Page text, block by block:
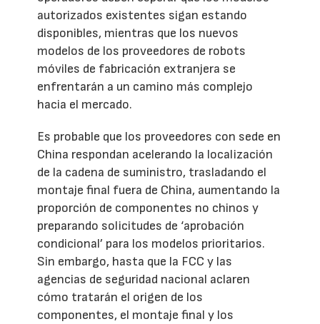
autorizados existentes sigan estando
disponibles, mientras que los nuevos
modelos de los proveedores de robots
móviles de fabricación extranjera se
enfrentarán a un camino más complejo
hacia el mercado.
Es probable que los proveedores con sede en
China respondan acelerando la localización
de la cadena de suministro, trasladando el
montaje final fuera de China, aumentando la
proporción de componentes no chinos y
preparando solicitudes de ‘aprobación
condicional’ para los modelos prioritarios.
Sin embargo, hasta que la FCC y las
agencias de seguridad nacional aclaren
cómo tratarán el origen de los
componentes, el montaje final y los